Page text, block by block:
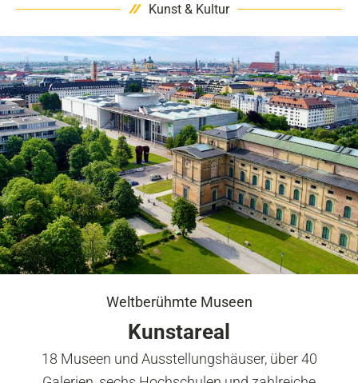
Kunst & Kultur
Weltberühmte Museen
Kunstareal
18 Museen und Ausstellungshäuser, über 40